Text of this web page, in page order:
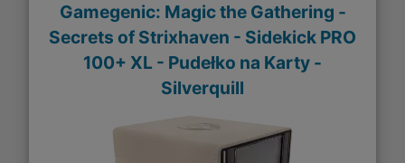
Gamegenic: Magic the Gathering -
Secrets of Strixhaven - Sidekick PRO
100+ XL - Pudełko na Karty -
Silverquill